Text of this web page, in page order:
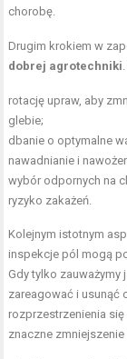
chorobę.
Drugim krokiem w
dobrej agrotechniki
rotację upraw, aby
glebie;
dbanie o optymalne
nawadnianie i
wybór odpornych na
ryzyko zakażeń.
Kolejnym istotnym
inspekcje pól mogą
Gdy tylko
zareagować i usunąć
rozprzestrzenienia
znaczne